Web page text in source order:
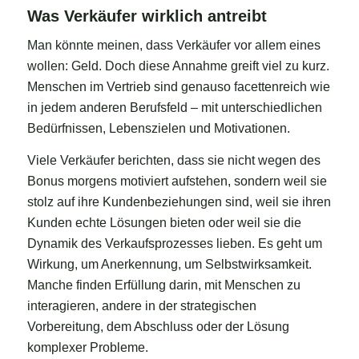
Was Verkäufer wirklich antreibt
Man könnte meinen, dass Verkäufer vor allem eines
wollen: Geld. Doch diese Annahme greift viel zu kurz.
Menschen im Vertrieb sind genauso facettenreich wie
in jedem anderen Berufsfeld – mit unterschiedlichen
Bedürfnissen, Lebenszielen und Motivationen.
Viele Verkäufer berichten, dass sie nicht wegen des
Bonus morgens motiviert aufstehen, sondern weil sie
stolz auf ihre Kundenbeziehungen sind, weil sie ihren
Kunden echte Lösungen bieten oder weil sie die
Dynamik des Verkaufsprozesses lieben. Es geht um
Wirkung, um Anerkennung, um Selbstwirksamkeit.
Manche finden Erfüllung darin, mit Menschen zu
interagieren, andere in der strategischen
Vorbereitung, dem Abschluss oder der Lösung
komplexer Probleme.